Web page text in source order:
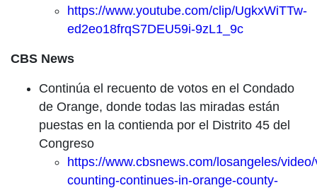
https://www.youtube.com/clip/UgkxWiTTw-
ed2eo18frqS7DEU59i-9zL1_9c
CBS News
Continúa el recuento de votos en el Condado
de Orange, donde todas las miradas están
puestas en la contienda por el Distrito 45 del
Congreso
https://www.cbsnews.com/losangeles/
counting-continues-in-orange-county-